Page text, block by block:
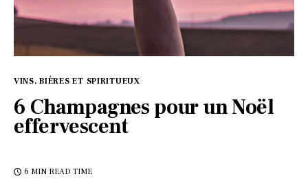
VINS, BIÈRES ET SPIRITUEUX
6 Champagnes pour un Noël
effervescent
6 MIN READ TIME